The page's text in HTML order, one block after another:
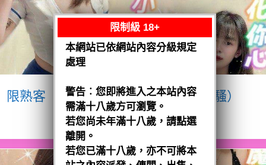
限熟客【八德】宥瑄 泰國$2500（騷）
閱讀全文
限制級 18+
本網站已依網站內容分級規定
處理
警告︰您即將進入之本站內容
需滿十八歲方可瀏覽。
若您尚未年滿十八歲，請點選
離開。
若您已滿十八歲，亦不可將本